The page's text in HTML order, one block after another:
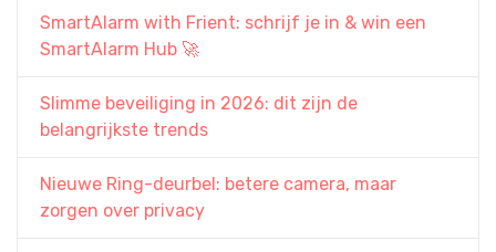
SmartAlarm with Frient: schrijf je in & win een
SmartAlarm Hub 🚀
Slimme beveiliging in 2026: dit zijn de
belangrijkste trends
Nieuwe Ring-deurbel: betere camera, maar
zorgen over privacy